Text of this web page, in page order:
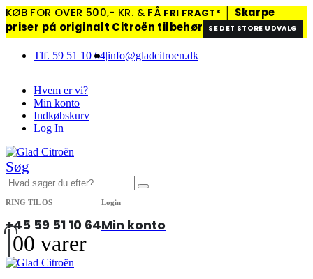
KØB FOR OVER 500,- KR. & FÅ FRI FRAGT*
Skarpe
priser på originalt Citroën tilbehør
SE DET STORE UDVALG
Tlf. 59 51 10 64|info@gladcitroen.dk
Hvem er vi?
Min konto
Indkøbskurv
Log In
Søg
RING TIL OS
+45 59 51 10 64
Login
Min konto
00 varer